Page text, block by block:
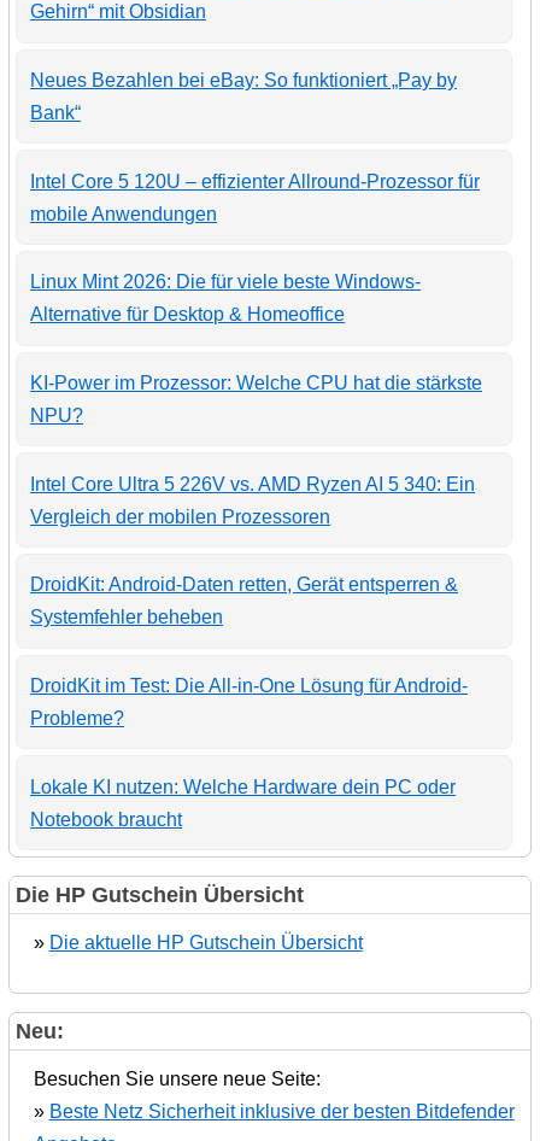
Gehirn“ mit Obsidian
Neues Bezahlen bei eBay: So funktioniert „Pay by
Bank“
Intel Core 5 120U – effizienter Allround-Prozessor für
mobile Anwendungen
Linux Mint 2026: Die für viele beste Windows-
Alternative für Desktop & Homeoffice
KI-Power im Prozessor: Welche CPU hat die stärkste
NPU?
Intel Core Ultra 5 226V vs. AMD Ryzen AI 5 340: Ein
Vergleich der mobilen Prozessoren
DroidKit: Android-Daten retten, Gerät entsperren &
Systemfehler beheben
DroidKit im Test: Die All-in-One Lösung für Android-
Probleme?
Lokale KI nutzen: Welche Hardware dein PC oder
Notebook braucht
Die HP Gutschein Übersicht
» Die aktuelle HP Gutschein Übersicht
Neu:
Besuchen Sie unsere neue Seite:
» Beste Netz Sicherheit inklusive der besten Bitdefender